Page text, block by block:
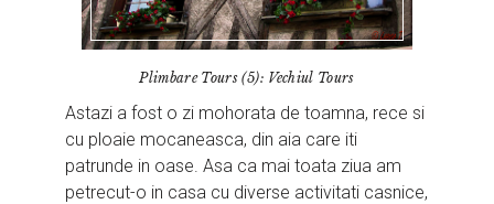
Plimbare Tours (5): Vechiul Tours
Astazi a fost o zi mohorata de toamna, rece si
cu ploaie mocaneasca, din aia care iti
patrunde in oase. Asa ca mai toata ziua am
petrecut-o in casa cu diverse activitati casnice,